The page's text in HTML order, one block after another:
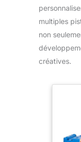
multiples
non
créatives.